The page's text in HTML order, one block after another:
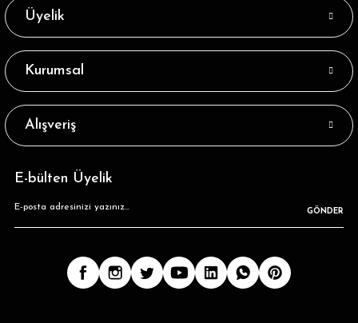
Üyelik
Kurumsal
Alışveriş
E-bülten Üyelik
GÖNDER